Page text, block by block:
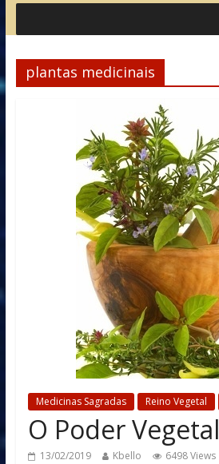
plantas medicinais
Medicinas Sagradas Reino Vegetal
O Poder Vegetal
13/02/2019 Kbello 6498 Views